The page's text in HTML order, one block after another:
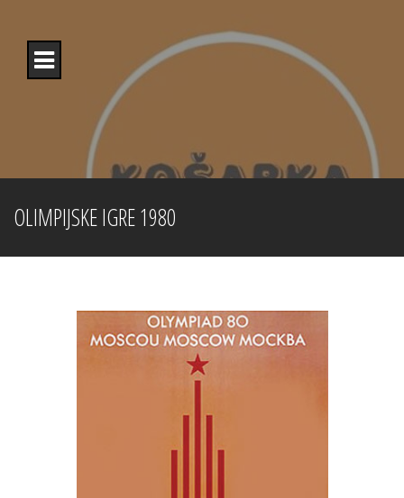
content
OLIMPIJSKE IGRE 1980